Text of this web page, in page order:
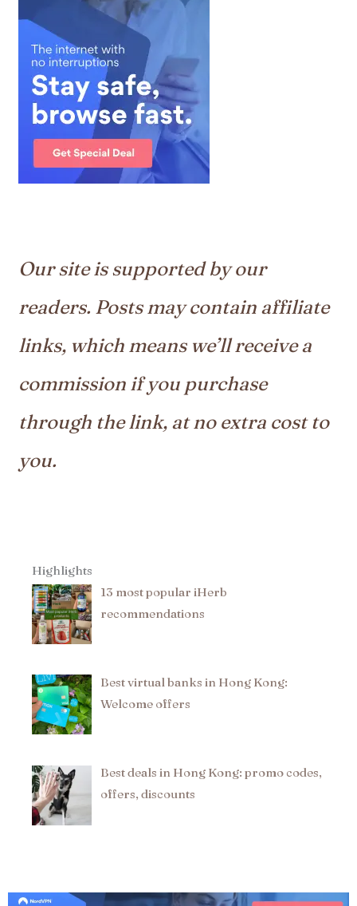
Our site is supported by our
readers. Posts may contain affiliate
links, which means we’ll receive a
commission if you purchase
through the link, at no extra cost to
you.
Highlights
13 most popular iHerb
recommendations​
Best virtual banks in Hong Kong:
Welcome offers
Best deals in Hong Kong: promo codes,
offers, discounts